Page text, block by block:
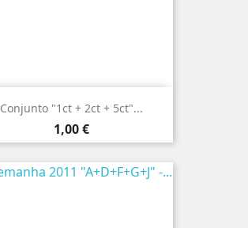
Conjunto "1ct + 2ct + 5ct"...
Preço
1,00 €